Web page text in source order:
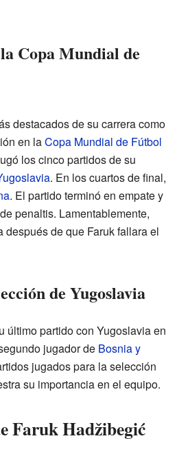
Copa Mundial de
destacados de su carrera como
en laCopa Mundial de Fútbol
los cinco partidos de su
. En los cuartos de final,
. El partido terminó en empate y
penaltis. Lamentablemente,
de que Faruk fallara el
de Yugoslavia
último partido con Yugoslavia en
jugador de Bosnia y
jugados para la selección
su importancia en el equipo.
Faruk Hadžibegić